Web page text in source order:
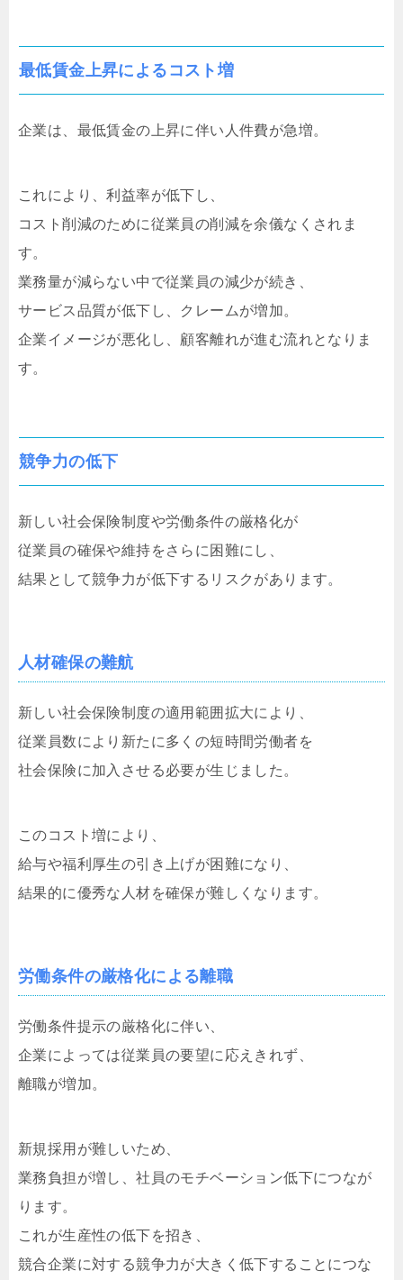
最低賃金上昇によるコスト増
企業は、最低賃金の上昇に伴い人件費が急増。
これにより、利益率が低下し、
コスト削減のために従業員の削減を余儀なくされま
す。
業務量が減らない中で従業員の減少が続き、
サービス品質が低下し、クレームが増加。
企業イメージが悪化し、顧客離れが進む流れとなりま
す。
競争力の低下
新しい社会保険制度や労働条件の厳格化が
従業員の確保や維持をさらに困難にし、
結果として競争力が低下するリスクがあります。
人材確保の難航
新しい社会保険制度の適用範囲拡大により、
従業員数により新たに多くの短時間労働者を
社会保険に加入させる必要が生じました。
このコスト増により、
給与や福利厚生の引き上げが困難になり、
結果的に優秀な人材を確保が難しくなります。
労働条件の厳格化による離職
労働条件提示の厳格化に伴い、
企業によっては従業員の要望に応えきれず、
離職が増加。
新規採用が難しいため、
業務負担が増し、社員のモチベーション低下につなが
ります。
これが生産性の低下を招き、
競合企業に対する競争力が大きく低下することにつな